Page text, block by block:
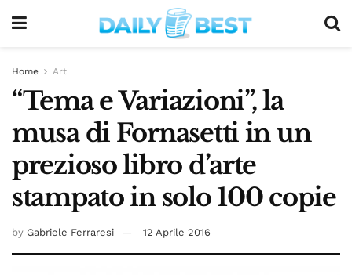
Home Art
“Tema e Variazioni”, la
musa di Fornasetti in un
prezioso libro d’arte
stampato in solo 100 copie
by Gabriele Ferraresi 12 Aprile 2016